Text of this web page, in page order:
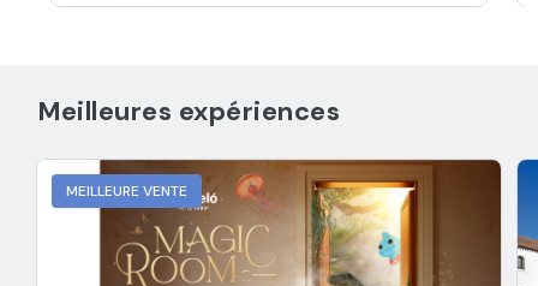
Meilleures expériences
MEILLEURE VENTE